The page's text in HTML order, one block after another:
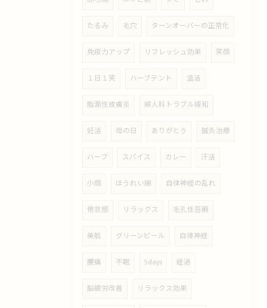
たるみ 毛穴 ターンオーバーの正常化
免疫力アップ リフレッシュ効果 笑顔
１日１笑 ハーブテント 温活
脂漏性皮膚炎 婦人科トラブル緩和
妊活 母の日 ありがとう 鍼灸治療
ハーブ スパイス カレー 汗活
小顔 ほうれい線 自律神経の乱れ
倦怠感 リラックス 毛孔性苔癬
美肌 グリーンピール 自律神経
腰痛 不眠 5days 経過
脳疲労改善 リラックス効果